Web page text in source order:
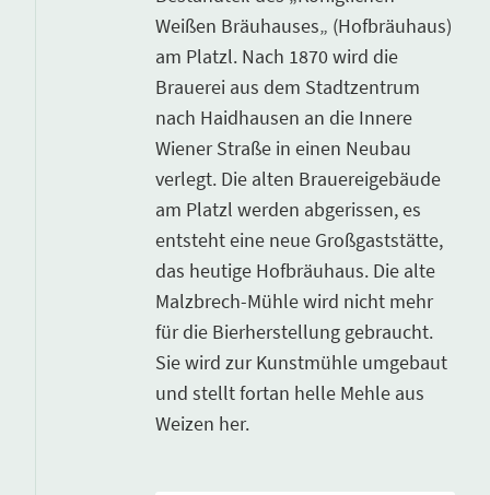
Weißen Bräuhauses„ (Hofbräuhaus)
am Platzl. Nach 1870 wird die
Brauerei aus dem Stadtzentrum
nach Haidhausen an die Innere
Wiener Straße in einen Neubau
verlegt. Die alten Brauereigebäude
am Platzl werden abgerissen, es
entsteht eine neue Großgaststätte,
das heutige Hofbräuhaus. Die alte
Malzbrech-Mühle wird nicht mehr
für die Bierherstellung gebraucht.
Sie wird zur Kunstmühle umgebaut
und stellt fortan helle Mehle aus
Weizen her.